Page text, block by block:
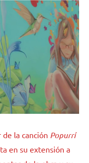
la canción Popurrí
en su extensión a